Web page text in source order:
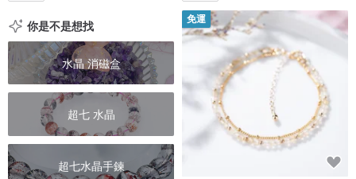
你是不是想找
水晶 消磁盒
超七 水晶
超七水晶手鍊
免運